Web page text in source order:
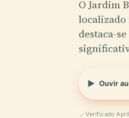
O Jardim
localizado
destaca-
Ouvir
Verificado